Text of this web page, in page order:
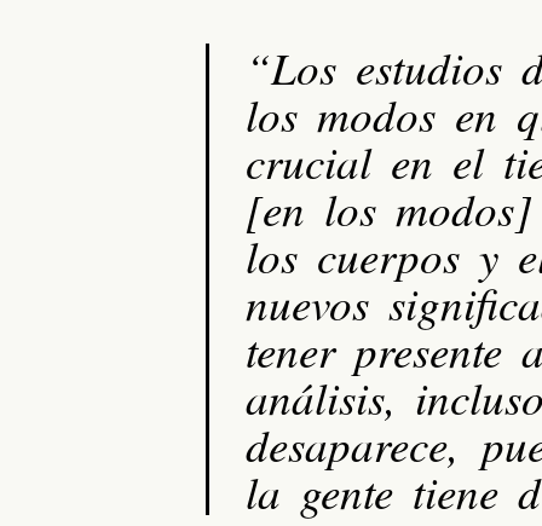
“Los estudios
los modos en
crucial en el
[en los
los cuerpos y
nuevos
tener
análisis,
desaparece,
la gente tiene